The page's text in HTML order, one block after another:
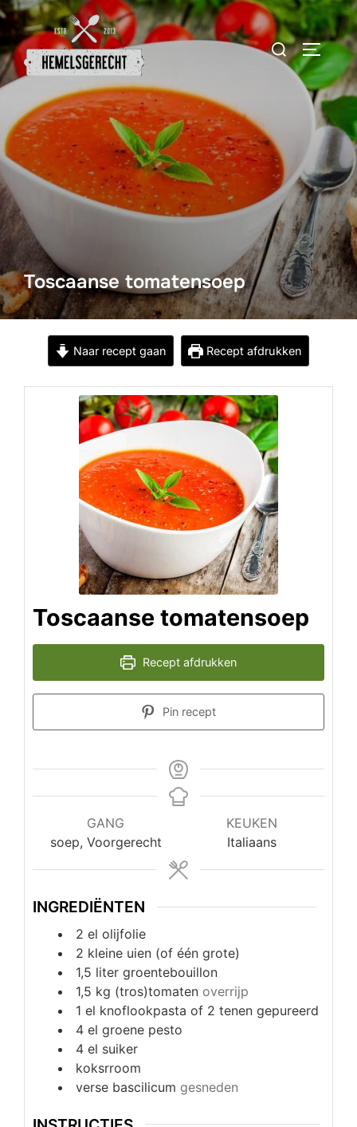
Ga
naar
de
inhoud
Zoek
naar:
Toscaanse tomatensoep
Naar recept gaan Recept afdrukken
Toscaanse tomatensoep
Recept afdrukken
Pin recept
GANG
soep, Voorgerecht
KEUKEN
Italiaans
INGREDIËNTEN
2 el olijfolie
2 kleine uien (of één grote)
1,5 liter groentebouillon
1,5 kg (tros)tomaten overrijp
1 el knoflookpasta of 2 tenen gepureerd
4 el groene pesto
4 el suiker
koksrroom
verse bascilicum gesneden